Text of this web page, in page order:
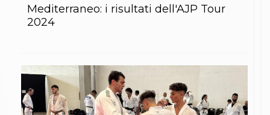
Mediterraneo: i risultati dell'AJP Tour
2024